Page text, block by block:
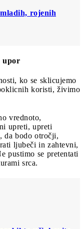
rojenih
upor
ko se sklicujemo
koristi, živimo
vrednoto,
upreti, upreti
da bodo otročji,
ljubeči in zahtevni,
pustimo se pretentati
srca.